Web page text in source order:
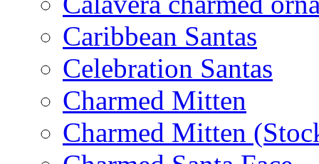
Caribbean Santas
Celebration Santas
Charmed Mitten
Charmed Mitten